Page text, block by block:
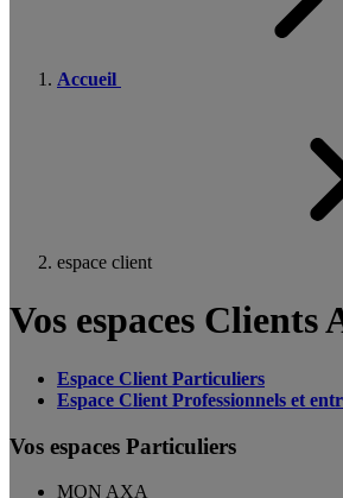
Accueil
espace client
Vos espaces Clients
Espace Client Particuliers
Espace Client Professionnels et
Vos espaces Particuliers
MON AXA